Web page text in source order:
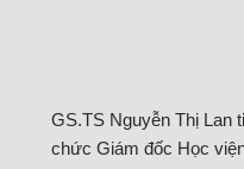
GS.TS Nguyễn Thị Lan
chức Giám đốc Học